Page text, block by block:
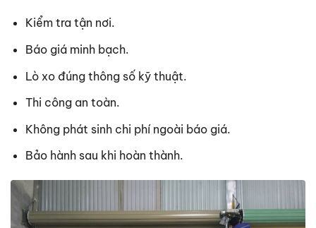
Kiểm tra tận nơi.
Báo giá minh bạch.
Lò xo đúng thông số kỹ thuật.
Thi công an toàn.
Không phát sinh chi phí ngoài báo giá.
Bảo hành sau khi hoàn thành.